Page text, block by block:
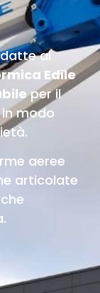
ai
Edile
per il
modo
aeree
articolate